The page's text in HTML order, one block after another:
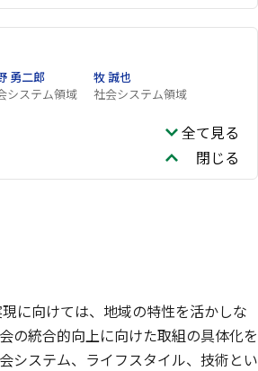
勇二郎
システム領域
牧 誠也
社会システム領域
全て見る
閉じる
に向けては、地域の特性を活かしな
の統合的向上に向けた取組の具体化を
システム、ライフスタイル、技術とい